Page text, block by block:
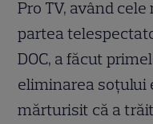
Pro TV, având
partea
DOC, a făcut
eliminarea soțului
mărturisit că a